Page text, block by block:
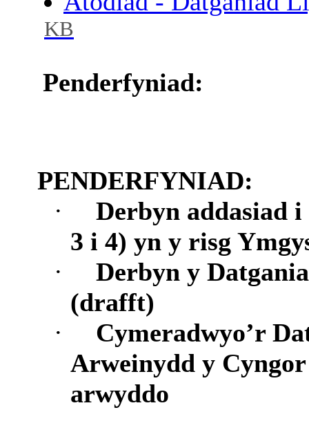
KB
Penderfyniad:
PENDERFYNIAD:
·
Derbyn addasiad
3 i 4) yn y risg
·
Derbyn y
(drafft)
·
Cymeradwyo’r
Arweinydd y
arwyddo